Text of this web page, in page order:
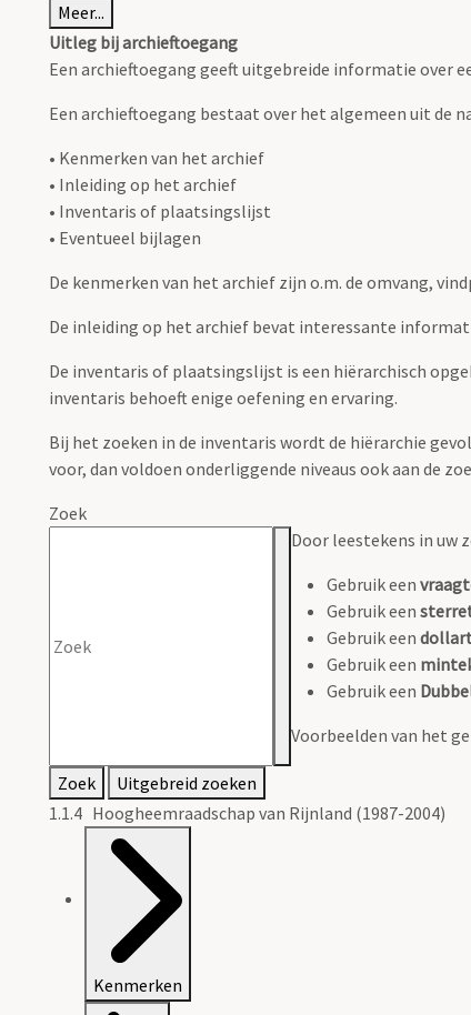
Meer...
Uitleg bij archieftoegang
Een archieftoegang geeft uitgebreide informatie over
Een archieftoegang bestaat over het algemeen uit de
• Kenmerken van het archief
• Inleiding op het archief
• Inventaris of plaatsingslijst
• Eventueel bijlagen
De kenmerken van het archief zijn o.m. de omvang,
De inleiding op het archief bevat interessante
De inventaris of plaatsingslijst is een hiërarchisch
inventaris behoeft enige oefening en ervaring.
Bij het zoeken in de inventaris wordt de hiërarchie
voor, dan voldoen onderliggende niveaus ook aan de
Zoek
Door leestekens in uw
Gebruik een
Gebruik een
Gebruik een
Gebruik een
Gebruik een
Voorbeelden van het
Zoek
Uitgebreid zoeken
1.1.4 Hoogheemraadschap van Rijnland (1987-2004)
Kenmerken